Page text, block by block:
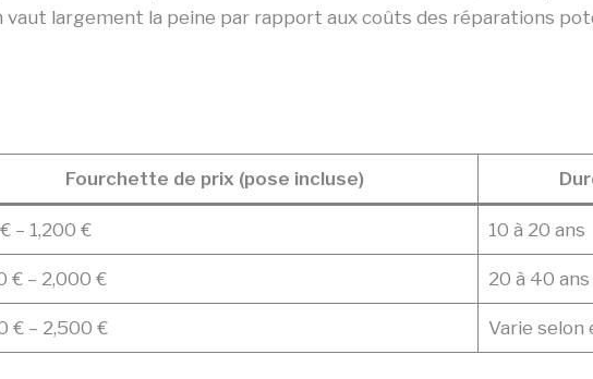
vaut largement la peine par rapport aux coûts des réparations
Fourchette de prix (pose incluse)
– 1,200 € 10 à 20 ans
€ – 2,000 € 20 à 40 ans
€ – 2,500 € Varie